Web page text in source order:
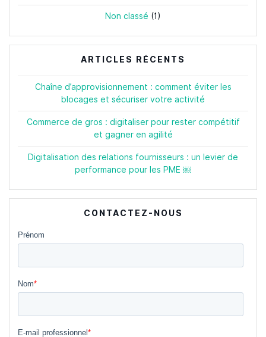
Non classé (1)
ARTICLES RÉCENTS
Chaîne d’approvisionnement : comment éviter les
blocages et sécuriser votre activité
Commerce de gros : digitaliser pour rester compétitif
et gagner en agilité
Digitalisation des relations fournisseurs : un levier de
performance pour les PME ￼
CONTACTEZ-NOUS